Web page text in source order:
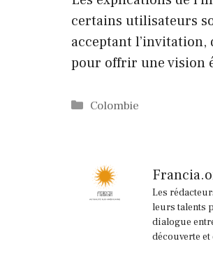
certains utilisateurs
acceptant l’invitation,
pour offrir une vision
Catégories
Colombie
Les
leurs talents
dialogue
découverte et